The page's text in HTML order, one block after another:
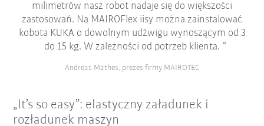
milimetrów nasz robot nadaje się do większości
zastosowań. Na MAIROFlex iisy można zainstalować
kobota KUKA o dowolnym udźwigu wynoszącym od 3
do 15 kg. W zależności od potrzeb klienta.
Andreas Mathes, prezes firmy MAIROTEC
„It’s so easy”: elastyczny załadunek i
rozładunek maszyn